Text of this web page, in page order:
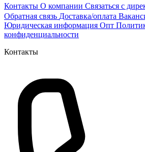
Контакты О компании Связаться с
Обратная связь Доставка/оплата
Юридическая информация Опт
конфиденциальности
Контакты